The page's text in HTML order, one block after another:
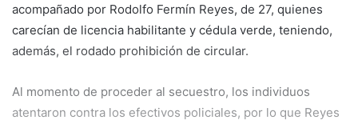
acompañado por Rodolfo Fermín Reyes, de 27, quienes
carecían de licencia habilitante y cédula verde, teniendo,
además, el rodado prohibición de circular.
Al momento de proceder al secuestro, los individuos
atentaron contra los efectivos policiales, por lo que Reyes